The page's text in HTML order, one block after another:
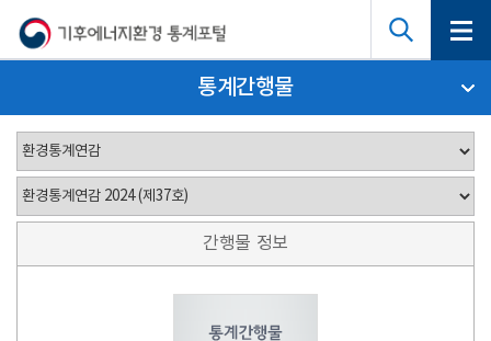
통계간행물
간행물 정보